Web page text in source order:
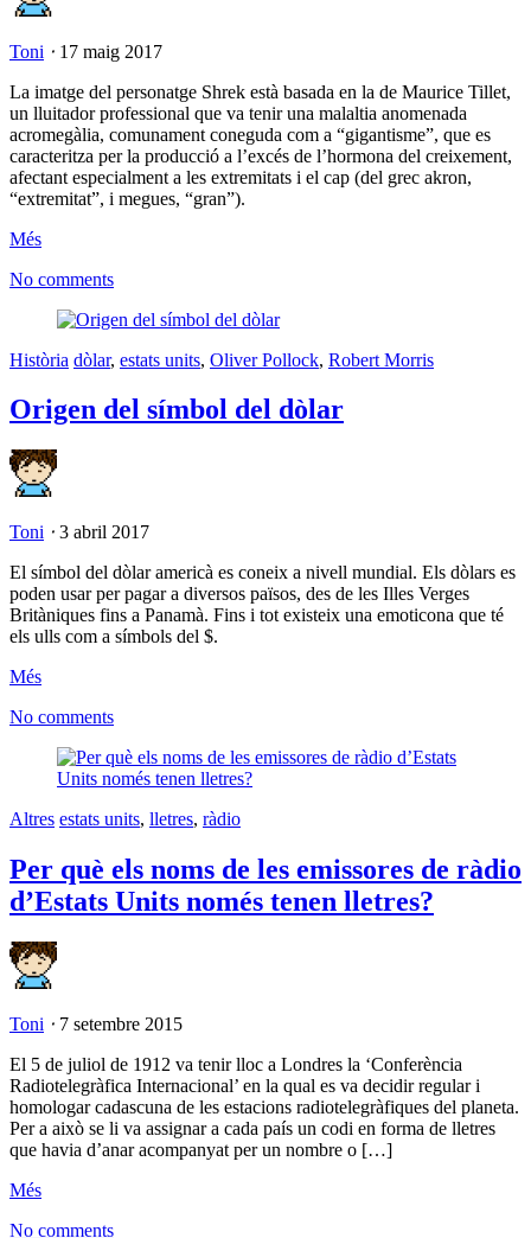
Toni ⋅ 17 maig 2017
La imatge del personatge Shrek està basada en la de Maurice Tillet,
un lluitador professional que va tenir una malaltia anomenada
acromegàlia, comunament coneguda com a “gigantisme”, que es
caracteritza per la producció a l’excés de l’hormona del creixement,
afectant especialment a les extremitats i el cap (del grec akron,
“extremitat”, i megues, “gran”).
Més
No comments
Història dòlar, estats units, Oliver Pollock, Robert Morris
Origen del símbol del dòlar
Toni ⋅ 3 abril 2017
El símbol del dòlar americà es coneix a nivell mundial. Els dòlars es
poden usar per pagar a diversos països, des de les Illes Verges
Britàniques fins a Panamà. Fins i tot existeix una emoticona que té
els ulls com a símbols del $.
Més
No comments
Altres estats units, lletres, ràdio
Per què els noms de les emissores de ràdio
d’Estats Units només tenen lletres?
Toni ⋅ 7 setembre 2015
El 5 de juliol de 1912 va tenir lloc a Londres la ‘Conferència
Radiotelegràfica Internacional’ en la qual es va decidir regular i
homologar cadascuna de les estacions radiotelegràfiques del planeta.
Per a això se li va assignar a cada país un codi en forma de lletres
que havia d’anar acompanyat per un nombre o […]
Més
No comments